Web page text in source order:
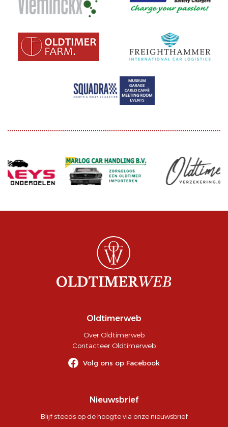
Oldtimerweb
Over Oldtimerweb
Contacteer Oldtimerweb
Volg ons op Facebook
Nieuwsbrief
Blijf steeds op de hoogte via onze nieuwsbrief